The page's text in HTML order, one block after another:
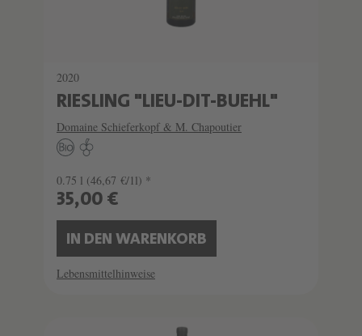
2020
RIESLING "LIEU-DIT-BUEHL"
Domaine Schieferkopf & M. Chapoutier
0.75 l (46,67 €/1l) *
35,00 €
IN DEN WARENKORB
Lebensmittelhinweise